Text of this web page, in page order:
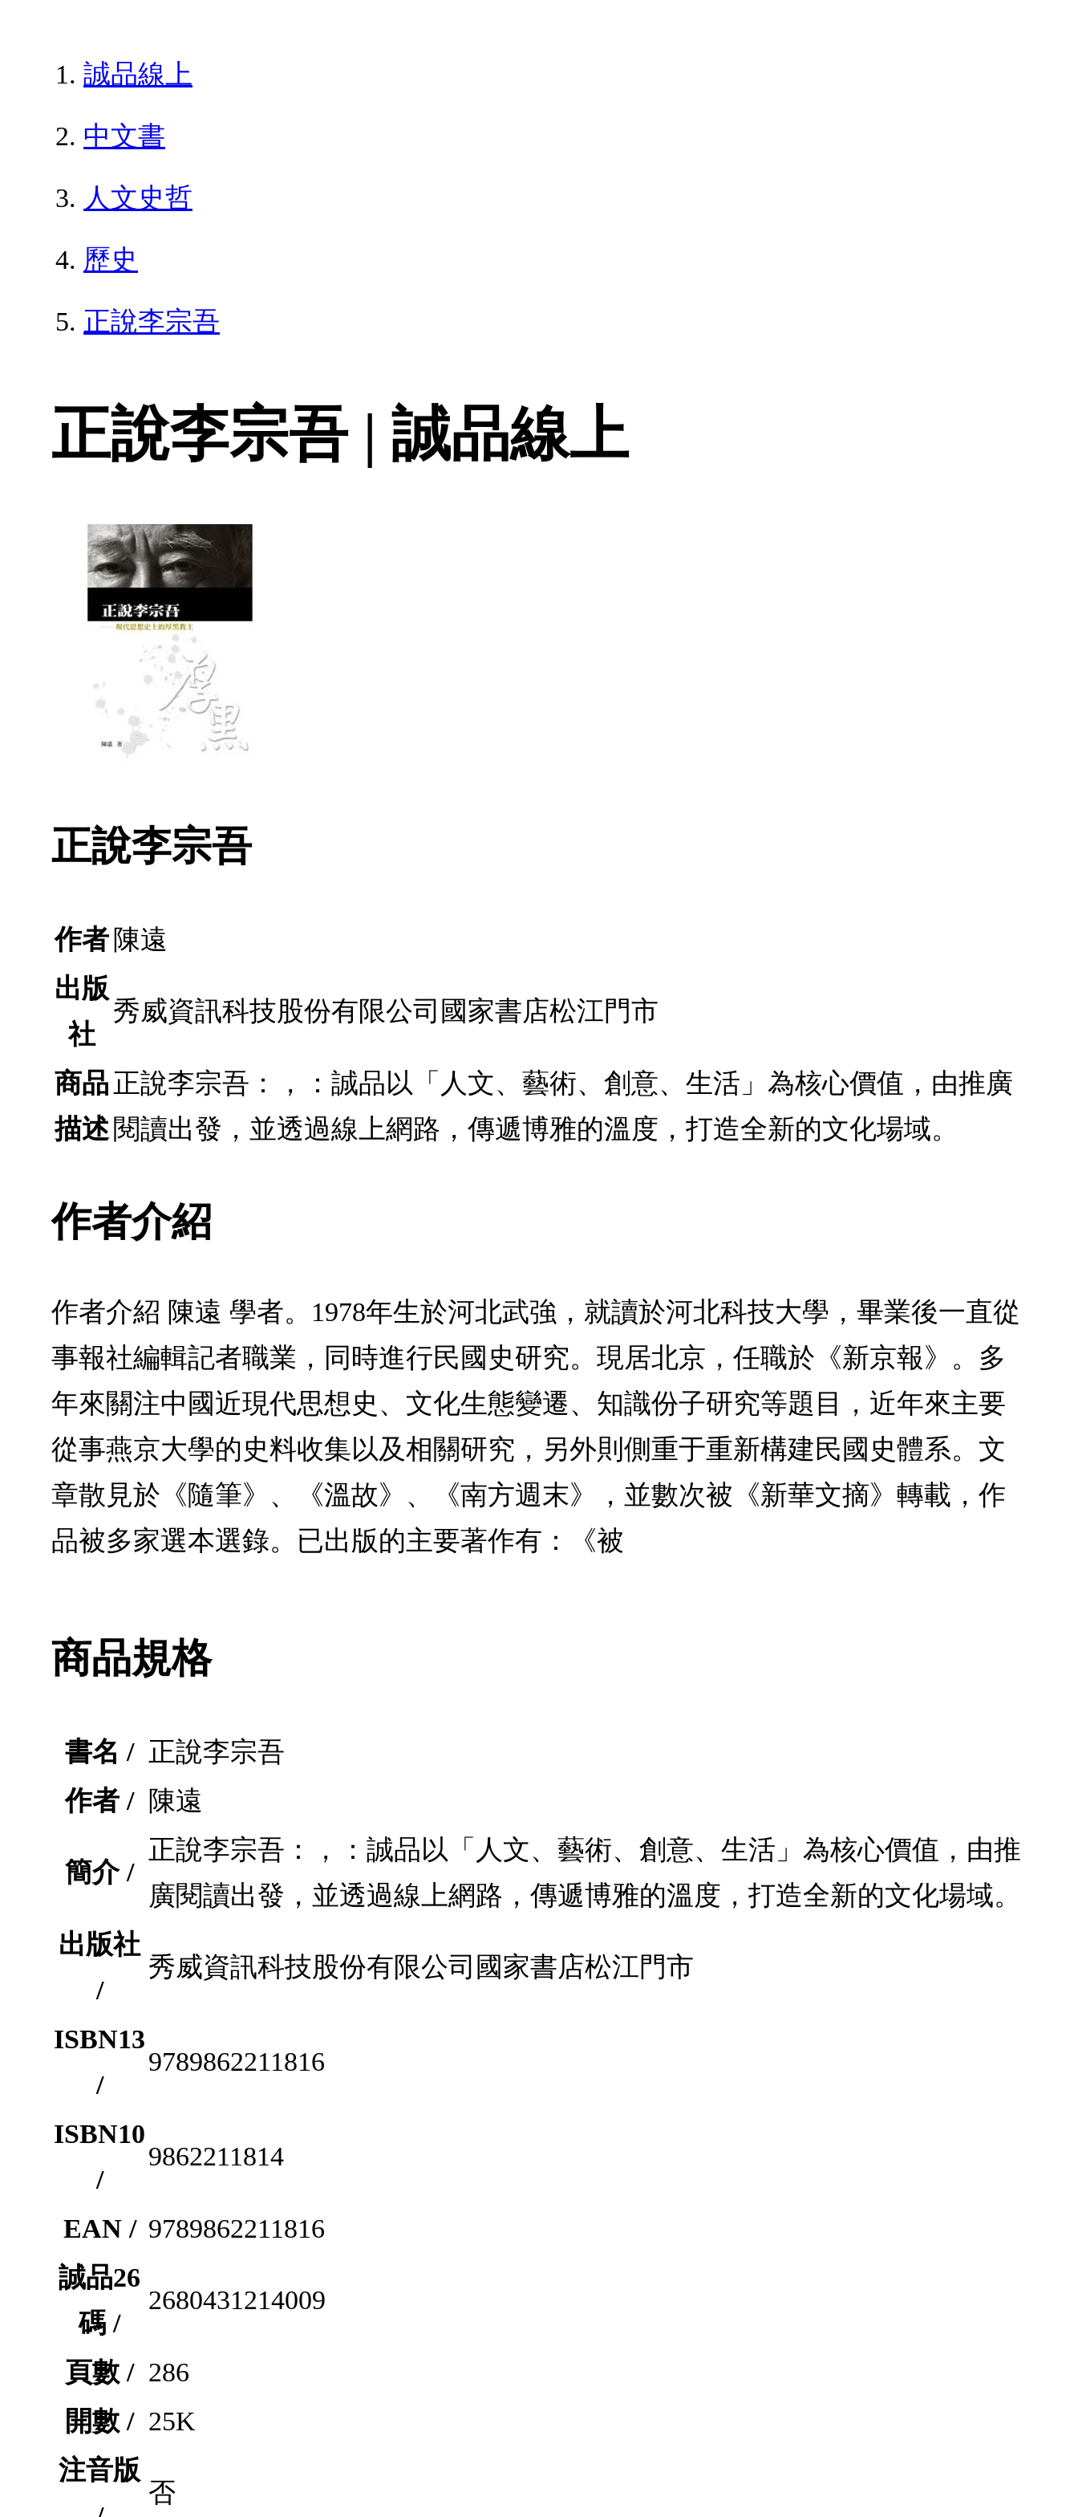
誠品線上
中文書
人文史哲
歷史
正說李宗吾
正說李宗吾 | 誠品線上
正說李宗吾
作者 陳遠
出版
社
秀威資訊科技股份有限公司國家書店松江門市
商品
描述
正說李宗吾：，：誠品以「人文、藝術、創意、生活」為核心價值，由推廣
閱讀出發，並透過線上網路，傳遞博雅的溫度，打造全新的文化場域。
作者介紹
作者介紹 陳遠 學者。1978年生於河北武強，就讀於河北科技大學，畢業後一直從
事報社編輯記者職業，同時進行民國史研究。現居北京，任職於《新京報》。多
年來關注中國近現代思想史、文化生態變遷、知識份子研究等題目，近年來主要
從事燕京大學的史料收集以及相關研究，另外則側重于重新構建民國史體系。文
章散見於《隨筆》、《溫故》、《南方週末》，並數次被《新華文摘》轉載，作
品被多家選本選錄。已出版的主要著作有：《被
商品規格
書名 / 正說李宗吾
作者 / 陳遠
簡介 /
正說李宗吾：，：誠品以「人文、藝術、創意、生活」為核心價值，由推
廣閱讀出發，並透過線上網路，傳遞博雅的溫度，打造全新的文化場域。
出版社
/
秀威資訊科技股份有限公司國家書店松江門市
ISBN13
/
9789862211816
ISBN10
/
9862211814
EAN / 9789862211816
誠品26
碼 /
2680431214009
頁數 / 286
開數 / 25K
注音版
否